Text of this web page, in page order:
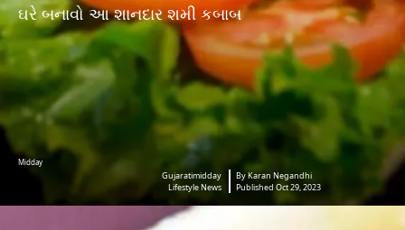
ઘરે બનાવો આ શાનદાર શમી કબાબ
Midday
Gujaratimidday
Lifestyle News
By Karan Negandhi
Published Oct 29, 2023